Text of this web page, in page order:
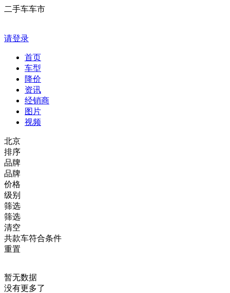
二手车车市
请登录
首页
车型
降价
资讯
经销商
图片
视频
北京
排序
品牌
品牌
价格
级别
筛选
筛选
清空
共款车符合条件
重置
暂无数据
没有更多了